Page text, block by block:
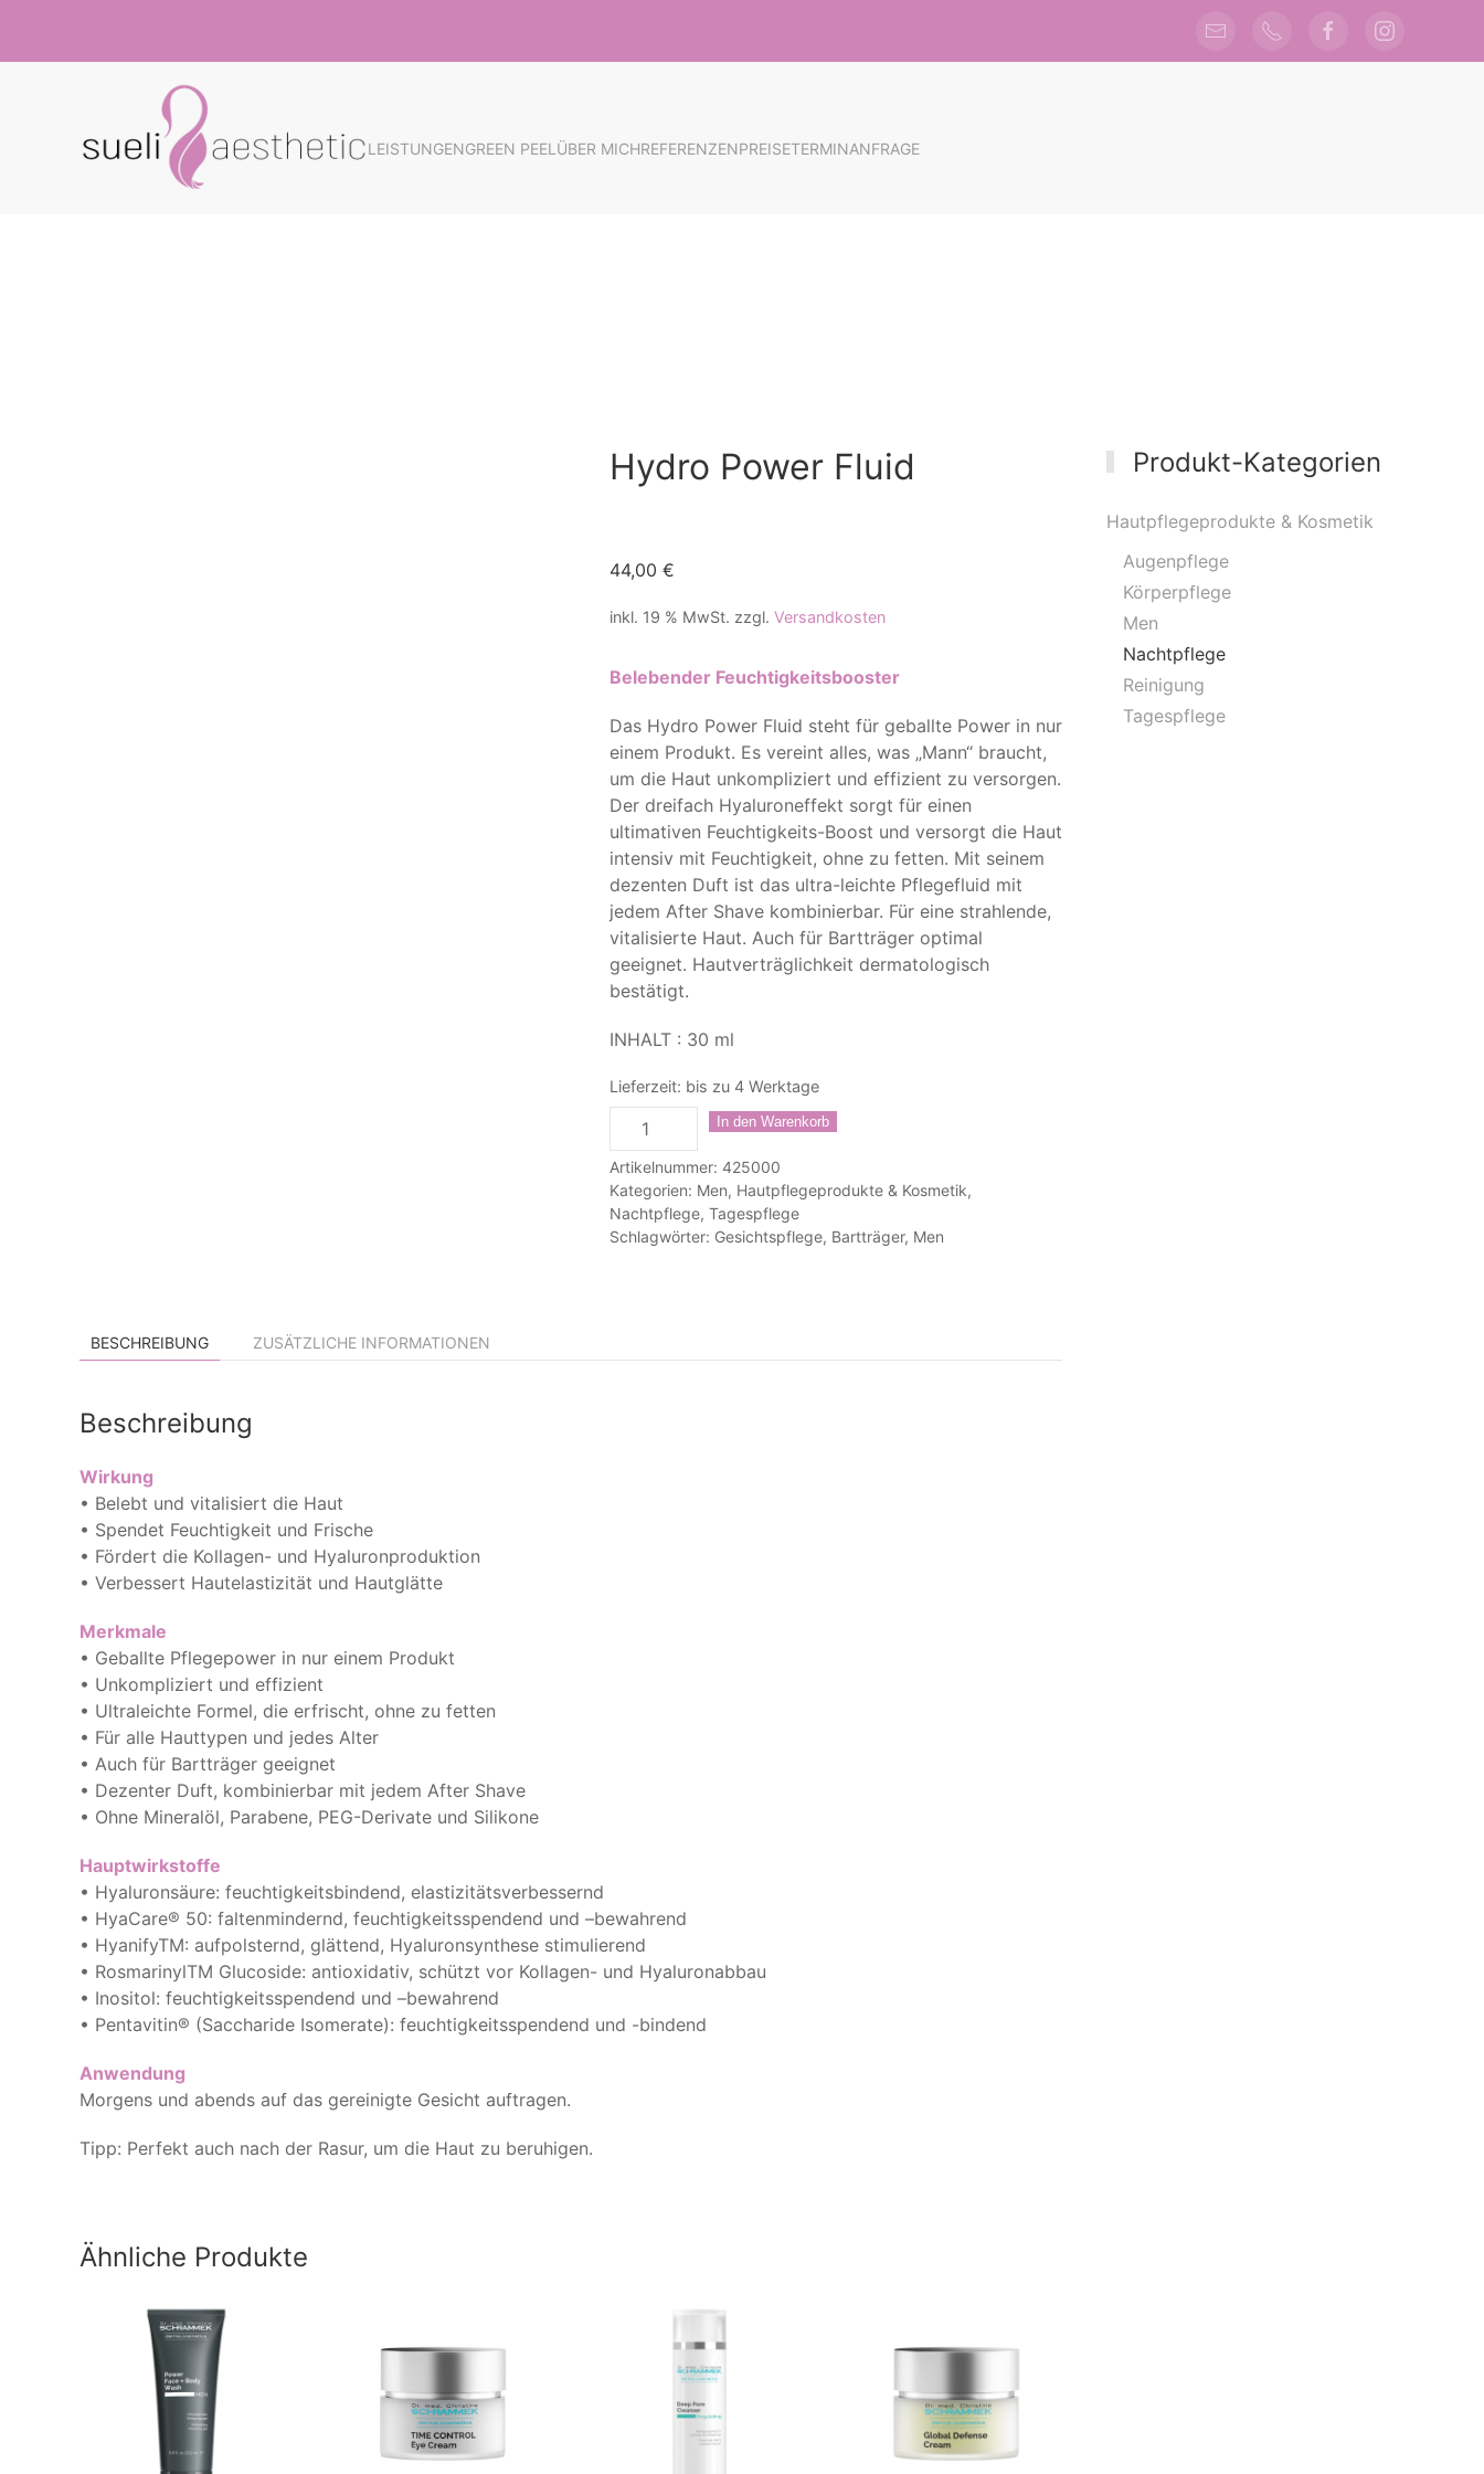
Skip to main content
LEISTUNGENGREEN PEEL ÜBER MICHREFERENZENPREISETERMINANFRAGE
Hydro Power Fluid
44,00 €
inkl. 19 % MwSt. zzgl. Versandkosten
Belebender Feuchtigkeitsbooster
Das Hydro Power Fluid steht für geballte Power in nur
einem Produkt. Es vereint alles, was „Mann“ braucht,
um die Haut unkompliziert und effizient zu versorgen.
Der dreifach Hyaluroneffekt sorgt für einen
ultimativen Feuchtigkeits-Boost und versorgt die Haut
intensiv mit Feuchtigkeit, ohne zu fetten. Mit seinem
dezenten Duft ist das ultra-leichte Pflegefluid mit
jedem After Shave kombinierbar. Für eine strahlende,
vitalisierte Haut. Auch für Bartträger optimal
geeignet. Hautverträglichkeit dermatologisch
bestätigt.
INHALT : 30 ml
Lieferzeit: bis zu 4 Werktage
Hydro
Power
Fluid
Menge
In den Warenkorb
Artikelnummer: 425000
Kategorien: Men, Hautpflegeprodukte & Kosmetik,
Nachtpflege, Tagespflege
Schlagwörter: Gesichtspflege, Bartträger, Men
BESCHREIBUNG ZUSÄTZLICHE INFORMATIONEN
Beschreibung
Wirkung
• Belebt und vitalisiert die Haut
• Spendet Feuchtigkeit und Frische
• Fördert die Kollagen- und Hyaluronproduktion
• Verbessert Hautelastizität und Hautglätte
Merkmale
• Geballte Pflegepower in nur einem Produkt
• Unkompliziert und effizient
• Ultraleichte Formel, die erfrischt, ohne zu fetten
• Für alle Hauttypen und jedes Alter
• Auch für Bartträger geeignet
• Dezenter Duft, kombinierbar mit jedem After Shave
• Ohne Mineralöl, Parabene, PEG-Derivate und Silikone
Hauptwirkstoffe
• Hyaluronsäure: feuchtigkeitsbindend, elastizitätsverbessernd
• HyaCare® 50: faltenmindernd, feuchtigkeitsspendend und –bewahrend
• HyanifyTM: aufpolsternd, glättend, Hyaluronsynthese stimulierend
• RosmarinylTM Glucoside: antioxidativ, schützt vor Kollagen- und Hyaluronabbau
• Inositol: feuchtigkeitsspendend und –bewahrend
• Pentavitin® (Saccharide Isomerate): feuchtigkeitsspendend und -bindend
Anwendung
Morgens und abends auf das gereinigte Gesicht auftragen.
Tipp: Perfekt auch nach der Rasur, um die Haut zu beruhigen.
Ähnliche Produkte
Produkt-Kategorien
Hautpflegeprodukte & Kosmetik
Augenpflege
Körperpflege
Men
Nachtpflege
Reinigung
Tagespflege